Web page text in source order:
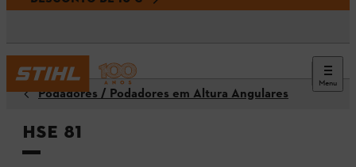
Menu
Podadores / Podadores em Altura Angulares
HSE 81